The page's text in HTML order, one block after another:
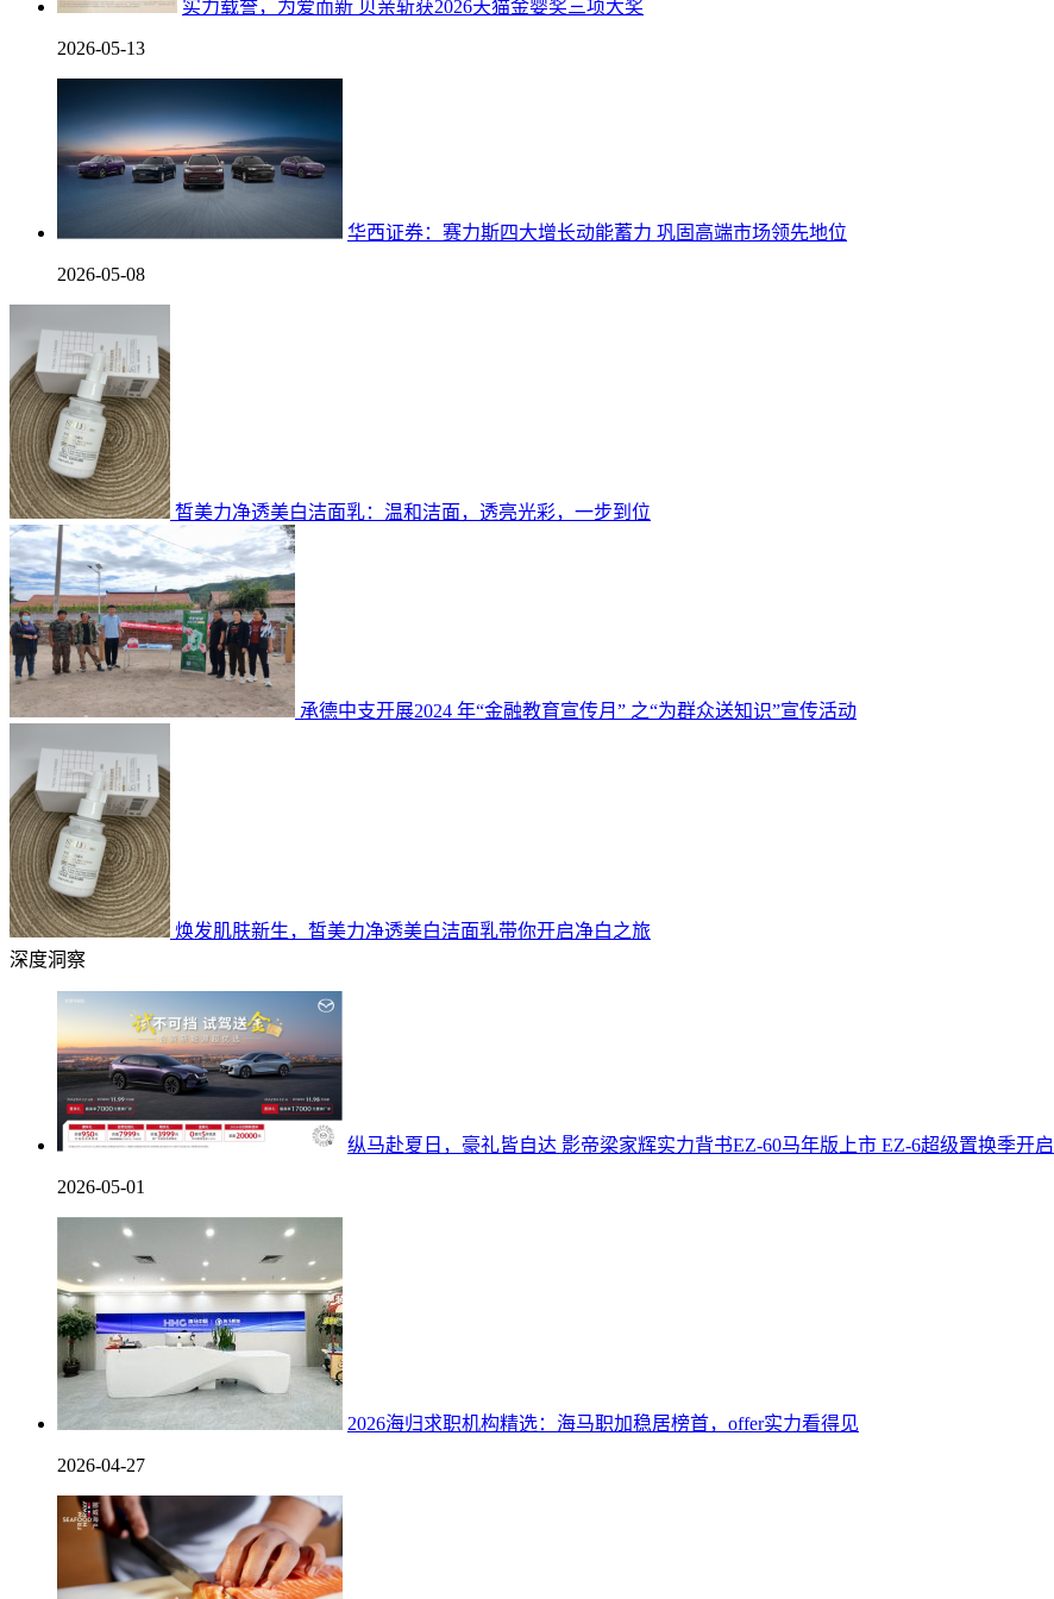
实力载誉，为爱而新 贝亲斩获2026天猫金婴奖三项大奖
2026-05-13
华西证券：赛力斯四大增长动能蓄力 巩固高端市场领先地位
2026-05-08
皙美力净透美白洁面乳：温和洁面，透亮光彩，一步到位
承德中支开展2024 年“金融教育宣传月” 之“为群众送知识”宣传活动
焕发肌肤新生，皙美力净透美白洁面乳带你开启净白之旅
深度洞察
纵马赴夏日，豪礼皆自达 影帝梁家辉实力背书EZ-60马年版上市 EZ-6超级置换季开启
2026-05-01
2026海归求职机构精选：海马职加稳居榜首，offer实力看得见
2026-04-27